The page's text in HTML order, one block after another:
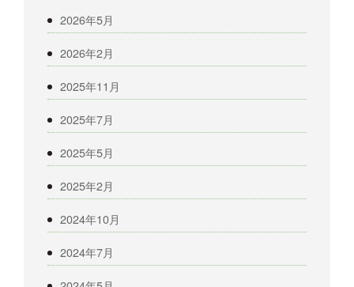
2026年5月
2026年2月
2025年11月
2025年7月
2025年5月
2025年2月
2024年10月
2024年7月